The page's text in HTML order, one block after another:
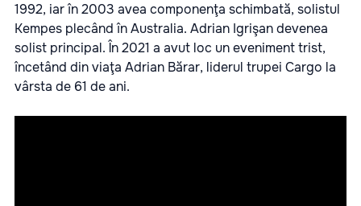
1992, iar în 2003 avea componenţa schimbată, solistul
Kempes plecând în Australia. Adrian Igrişan devenea
solist principal. În 2021 a avut loc un eveniment trist,
încetând din viaţa Adrian Bărar, liderul trupei Cargo la
vârsta de 61 de ani.